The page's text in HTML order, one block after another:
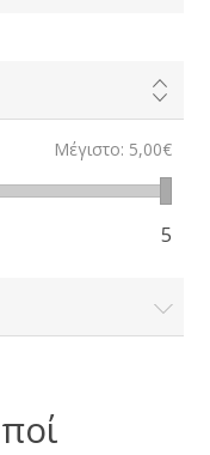
Μέγιστο: 5,00€
5